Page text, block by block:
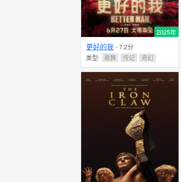
2025年
更好的我 - 7.2分
类型: 歌舞 传记 奇幻